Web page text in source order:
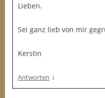
Lieben.
Sei ganz lieb von mir
Kerstin
Antworten ↓